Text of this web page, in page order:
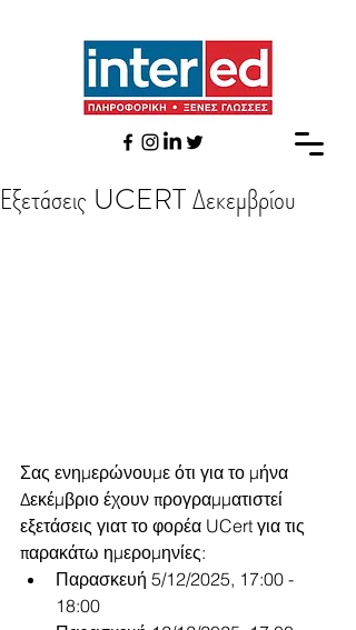
Εξετάσεις UCERT Δεκεμβρίου
Σας ενημερώνουμε ότι για το μήνα
Δεκέμβριο έχουν προγραμματιστεί
εξετάσεις γιατ το φορέα UCert για τις
παρακάτω ημερομηνίες:
Παρασκευή 5/12/2025, 17:00 -
18:00